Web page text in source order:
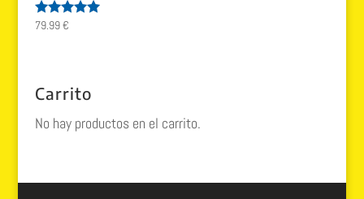
Valorado
79.99€
Carrito
No hay productos en el carrito.